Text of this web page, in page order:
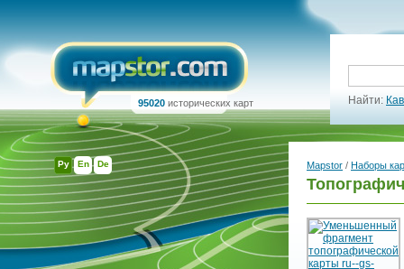
Ру En De
95020 исторических карт Найти:
Mapstor / Наборы